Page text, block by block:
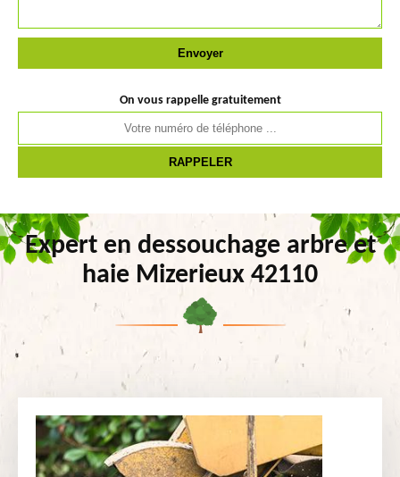
On vous rappelle gratuitement
Expert en dessouchage arbre et
haie Mizerieux 42110